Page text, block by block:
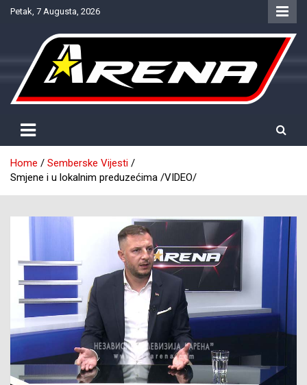
SkipPetak, 7 Augusta, 2026
NTV Arena
Home
Semberske Vijesti
Smjene i u lokalnim preduzećima /VIDEO/